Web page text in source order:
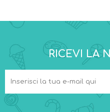
RICEVI LA